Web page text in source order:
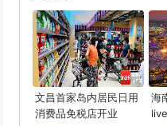
文昌首家岛内居民日用
消费品免税店开业
海